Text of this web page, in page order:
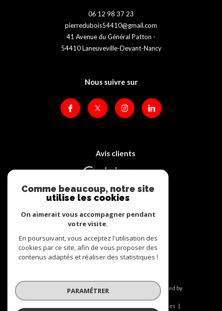
06 12 98 37 23
pierredubois54410@gmail.com
41 Avenue du Général Patton -
54410 Laneuveville-Devant-Nancy
Nous suivre sur
Avis clients
Adhérents
© 2026 | Tous droits réservés | Traduction powered by
Mentions légales
Comme beaucoup, notre site
utilise les cookies
On aimerait vous accompagner pendant
votre visite.
En poursuivant, vous acceptez l'utilisation des
cookies par ce site, afin de vous proposer des
contenus adaptés et réaliser des statistiques !
PARAMÉTRER